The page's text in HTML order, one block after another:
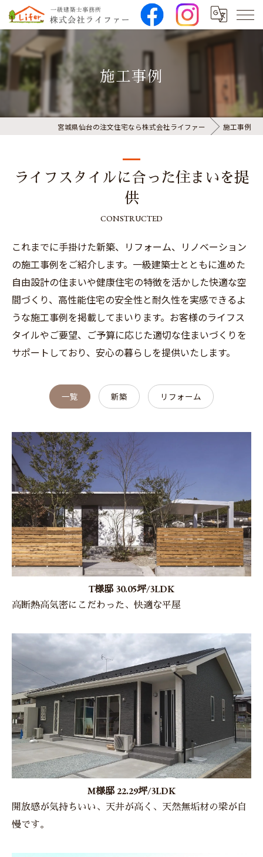
施工事例
宮城県仙台の注文住宅なら株式会社ライファー 施工事例
ライフスタイルに合った住まいを提
供
CONSTRUCTED
これまでに手掛けた新築、リフォーム、リノベーション
の施工事例をご紹介します。一級建築士とともに進めた
自由設計の住まいや健康住宅の特徴を活かした快適な空
間づくり、高性能住宅の安全性と耐久性を実感できるよ
うな施工事例を掲載してまいります。お客様のライフス
タイルやご要望、ご予算に応じた適切な住まいづくりを
サポートしており、安心の暮らしを提供いたします。
一覧 新築 リフォーム
T様邸 30.05坪/3LDK
高断熱高気密にこだわった、快適な平屋
M様邸 22.29坪/3LDK
開放感が気持ちいい、天井が高く、天然無垢材の梁が自
慢です。